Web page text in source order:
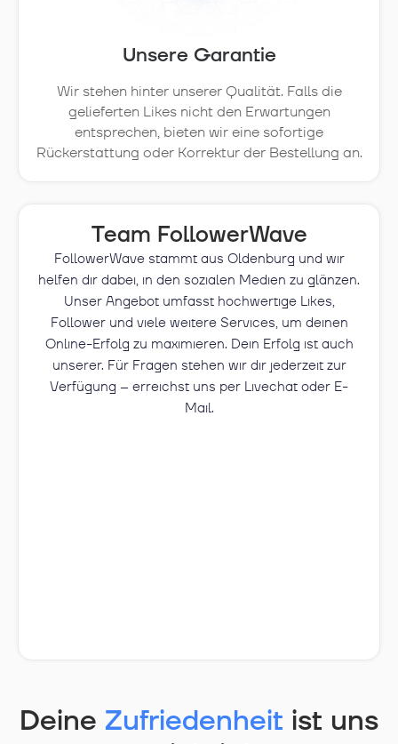
Unsere Garantie
Wir stehen hinter unserer Qualität. Falls die
gelieferten Likes nicht den Erwartungen
entsprechen, bieten wir eine sofortige
Rückerstattung oder Korrektur der Bestellung an.
Team FollowerWave
FollowerWave stammt aus Oldenburg und wir
helfen dir dabei, in den sozialen Medien zu glänzen.
Unser Angebot umfasst hochwertige Likes,
Follower und viele weitere Services, um deinen
Online-Erfolg zu maximieren. Dein Erfolg ist auch
unserer. Für Fragen stehen wir dir jederzeit zur
Verfügung – erreichst uns per Livechat oder E-
Mail.
Deine Zufriedenheit ist uns